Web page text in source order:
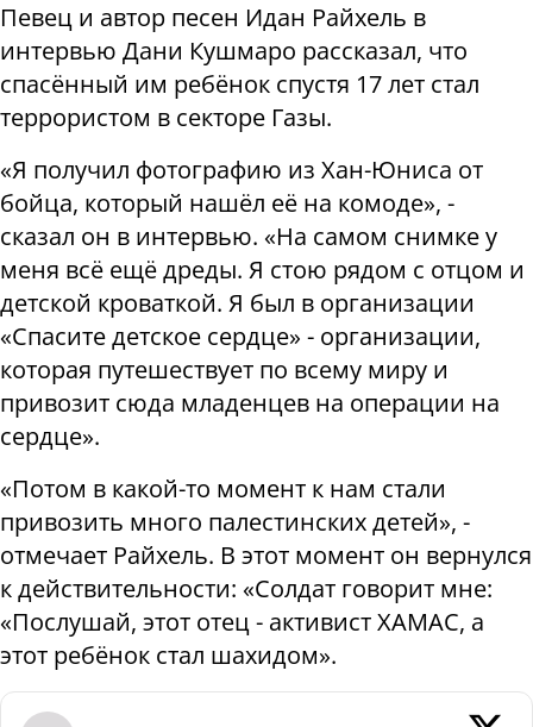
Певец и автор песен Идан Райхель в
интервью Дани Кушмаро рассказал, что
спасённый им ребёнок спустя 17 лет стал
террористом в секторе Газы.
«Я получил фотографию из Хан-Юниса от
бойца, который нашёл её на комоде», -
сказал он в интервью. «На самом снимке у
меня всё ещё дреды. Я стою рядом с отцом и
детской кроваткой. Я был в организации
«Спасите детское сердце» - организации,
которая путешествует по всему миру и
привозит сюда младенцев на операции на
сердце».
«Потом в какой-то момент к нам стали
привозить много палестинских детей», -
отмечает Райхель. В этот момент он вернулся
к действительности: «Солдат говорит мне:
«Послушай, этот отец - активист ХАМАС, а
этот ребёнок стал шахидом».